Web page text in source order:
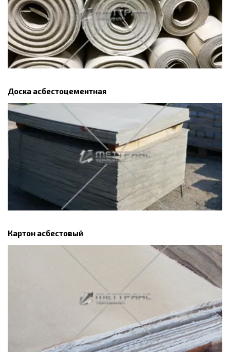
Доска асбестоцементная
Картон асбестовый